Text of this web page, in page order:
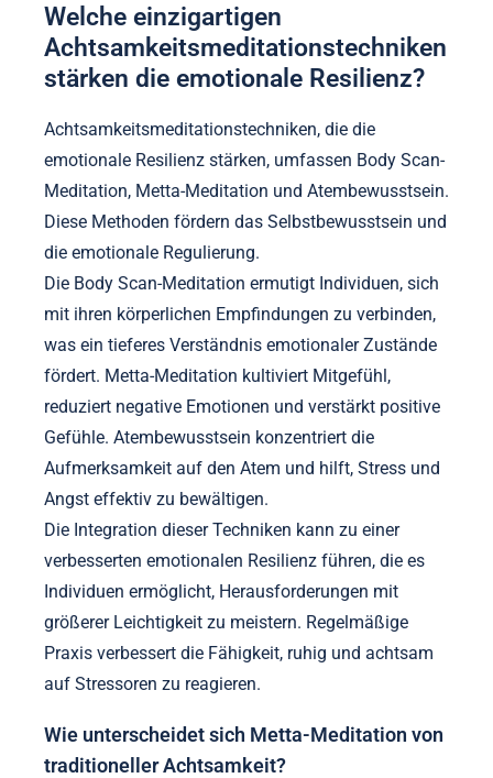
Welche einzigartigen
Achtsamkeitsmeditationstechniken
stärken die emotionale Resilienz?
Achtsamkeitsmeditationstechniken, die die
emotionale Resilienz stärken, umfassen Body Scan-
Meditation, Metta-Meditation und Atembewusstsein.
Diese Methoden fördern das Selbstbewusstsein und
die emotionale Regulierung.
Die Body Scan-Meditation ermutigt Individuen, sich
mit ihren körperlichen Empfindungen zu verbinden,
was ein tieferes Verständnis emotionaler Zustände
fördert. Metta-Meditation kultiviert Mitgefühl,
reduziert negative Emotionen und verstärkt positive
Gefühle. Atembewusstsein konzentriert die
Aufmerksamkeit auf den Atem und hilft, Stress und
Angst effektiv zu bewältigen.
Die Integration dieser Techniken kann zu einer
verbesserten emotionalen Resilienz führen, die es
Individuen ermöglicht, Herausforderungen mit
größerer Leichtigkeit zu meistern. Regelmäßige
Praxis verbessert die Fähigkeit, ruhig und achtsam
auf Stressoren zu reagieren.
Wie unterscheidet sich Metta-Meditation von
traditioneller Achtsamkeit?